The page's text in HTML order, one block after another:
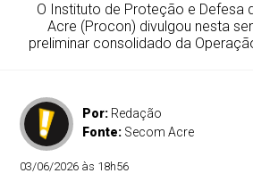
O Instituto de Proteção e Defesa
Acre (Procon) divulgou nesta
preliminar consolidado da
Por: Redação
Fonte: Secom Acre
03/06/2026 às 18h56